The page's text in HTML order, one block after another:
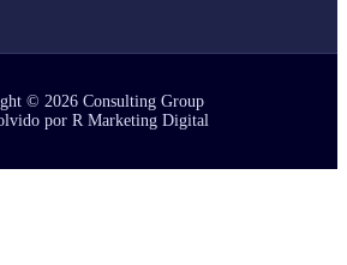
© 2026 Consulting Group
por R Marketing Digital